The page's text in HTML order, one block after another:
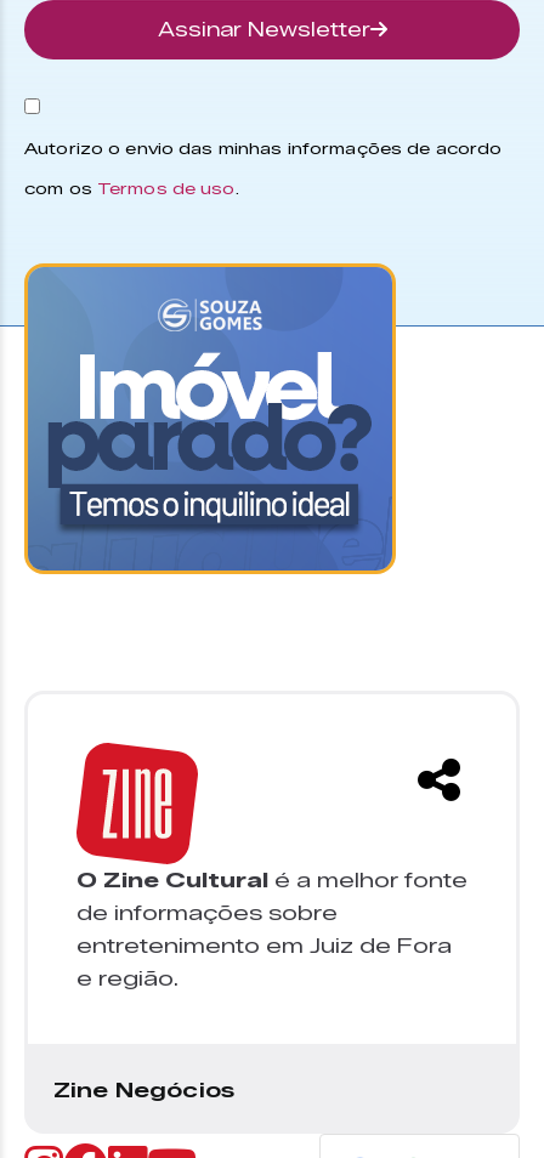
Assinar Newsletter
Autorizo o envio das minhas informações de acordo
com os Termos de uso
O Zine Cultural é a melhor fonte
de informações sobre
entretenimento em Juiz de Fora
e região.
Zine Negócios